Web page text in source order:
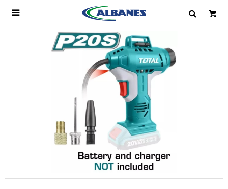

Ingresa tus datos y te informaremos cuando
tengamos stock disponible.
Correo electrónico